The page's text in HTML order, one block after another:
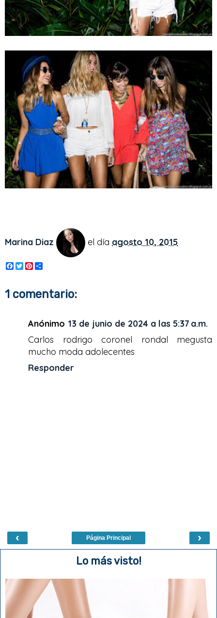
Marina Diaz el día agosto 10, 2015
F
a
e
b
T
w
t
t
P
t
e
s
t
r
e
1 comentario:
Anónimo 13 de junio de 2024 a las 5:37 a.m.
Carlos rodrigo coronel rondal megusta
mucho moda adolecentes
Responder
‹ ›
Página Principal
Lo más visto!